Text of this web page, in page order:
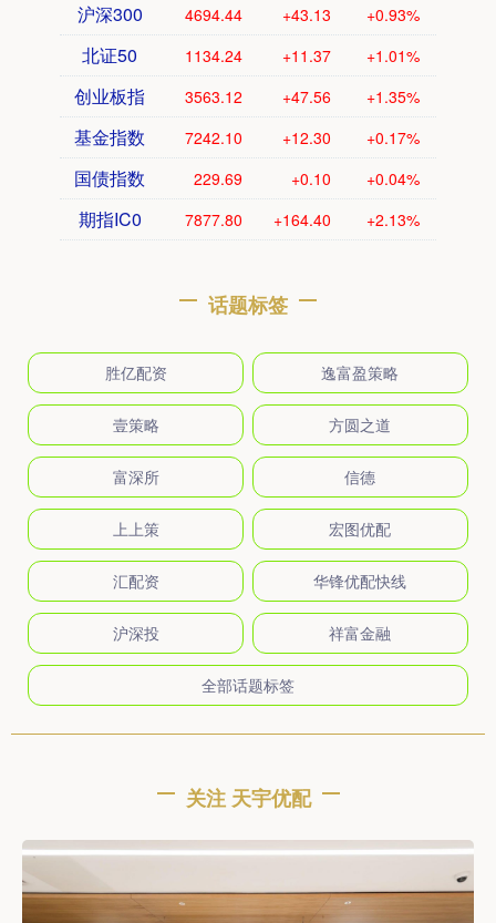
沪深300 4694.44 +43.13 +0.93%
北证50 1134.24 +11.37 +1.01%
创业板指 3563.12 +47.56 +1.35%
基金指数 7242.10 +12.30 +0.17%
国债指数 229.69 +0.10 +0.04%
期指IC0 7877.80 +164.40 +2.13%
话题标签
胜亿配资 逸富盈策略
壹策略 方圆之道
富深所 信德
上上策 宏图优配
汇配资 华锋优配快线
沪深投 祥富金融
全部话题标签
关注 天宇优配